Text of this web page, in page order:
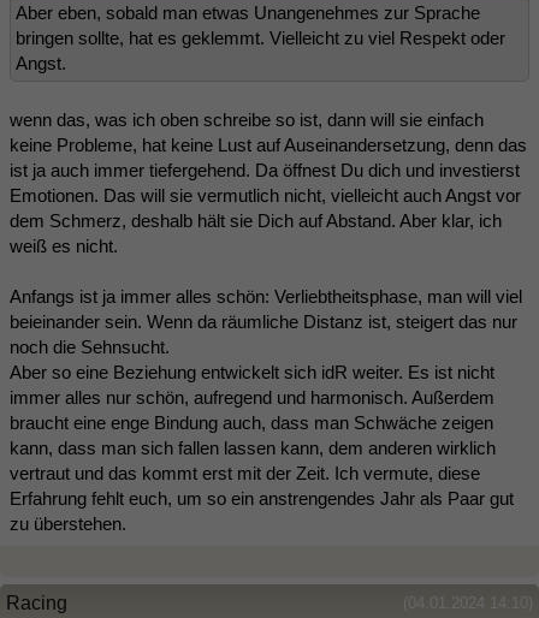
Aber eben, sobald man etwas Unangenehmes zur Sprache
bringen sollte, hat es geklemmt. Vielleicht zu viel Respekt oder
Angst.
wenn das, was ich oben schreibe so ist, dann will sie einfach
keine Probleme, hat keine Lust auf Auseinandersetzung, denn das
ist ja auch immer tiefergehend. Da öffnest Du dich und investierst
Emotionen. Das will sie vermutlich nicht, vielleicht auch Angst vor
dem Schmerz, deshalb hält sie Dich auf Abstand. Aber klar, ich
weiß es nicht.
Anfangs ist ja immer alles schön: Verliebtheitsphase, man will viel
beieinander sein. Wenn da räumliche Distanz ist, steigert das nur
noch die Sehnsucht.
Aber so eine Beziehung entwickelt sich idR weiter. Es ist nicht
immer alles nur schön, aufregend und harmonisch. Außerdem
braucht eine enge Bindung auch, dass man Schwäche zeigen
kann, dass man sich fallen lassen kann, dem anderen wirklich
vertraut und das kommt erst mit der Zeit. Ich vermute, diese
Erfahrung fehlt euch, um so ein anstrengendes Jahr als Paar gut
zu überstehen.
(04.01.2024 14:10)
Racing